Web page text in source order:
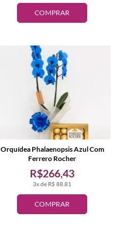
COMPRAR
COMPRAR
3x de R$ 88,81
R$266,43
Orquídea Phalaenopsis Azul Com
Ferrero Rocher